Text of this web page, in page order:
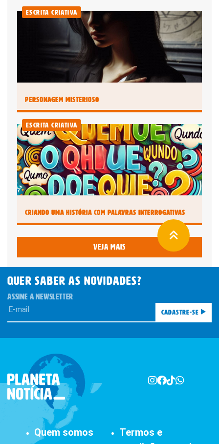
Escrita Criativa
Personagem Misterioso
Escrita Criativa
Criando uma História com Palavras Interrogativas
Veja mais
QUER SABER AS novidades?
ASSINE A NEWSLETTER
Cadastre-se
Quem somos
Termos e